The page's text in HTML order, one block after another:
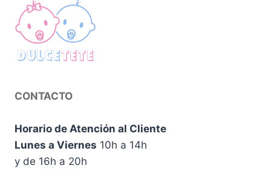
CONTACTO
Horario de Atención al Cliente
Lunes a Viernes 10h a 14h
y de 16h a 20h